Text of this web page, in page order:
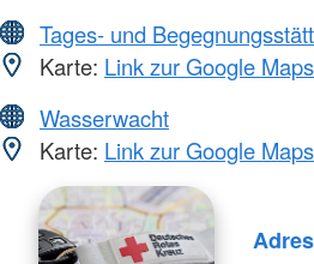
Tages- und
Karte: Link zur Google
Wasserwacht
Karte: Link zur Google